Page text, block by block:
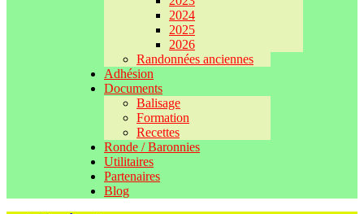
2024
2025
2026
Randonnées anciennes
Adhésion
Documents
Balisage
Formation
Recettes
Ronde / Baronnies
Utilitaires
Partenaires
Blog